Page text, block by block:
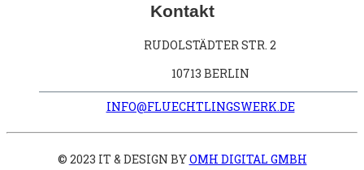
Kontakt
RUDOLSTÄDTER STR. 2
10713 BERLIN
INFO@FLUECHTLINGSWERK.DE
© 2023 IT & DESIGN BYOMH DIGITAL GMBH